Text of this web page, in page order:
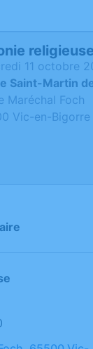
religieuse
11 octobre
Saint-Martin
Maréchal Foch
Vic-en-Bigorre